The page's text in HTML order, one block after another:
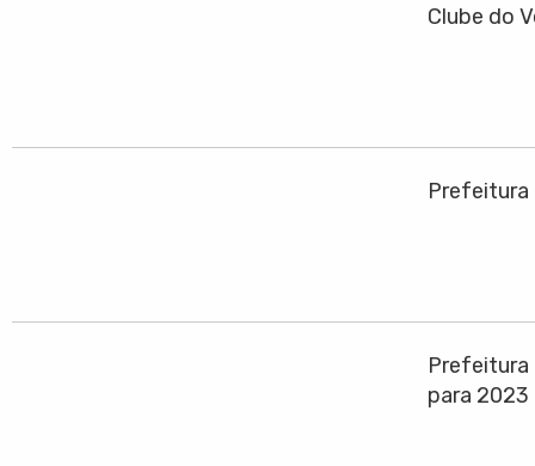
Clube do
Prefeitura
Prefeitura
para 2023